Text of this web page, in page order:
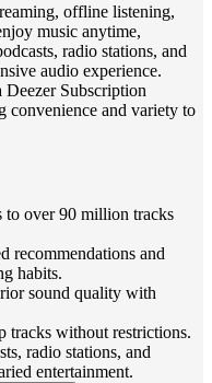
offline listening,
music anytime,
radio stations, and
audio experience.
Deezer Subscription
convenience and variety to
to over 90 million tracks
recommendations and
habits.
sound quality with
tracks without restrictions.
radio stations, and
entertainment.